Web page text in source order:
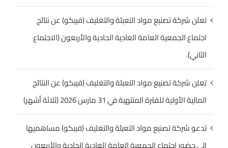
تعلن شركة تصنيع مواد التعبئة والتغليف (فيبكو) عن نتائج
اجتماع الجمعية العامة العادية الحادية والأربعون (الاجتماع
الثاني).
تعلن شركة تصنيع مواد التعبئة والتغليف (فيبكو) عن النتائج
المالية الأولية للفترة المنتهية في 31 مارس 2026 (ثلاثة أشهر)
تدعو شركة تصنيع مواد التعبئة والتغليف (فيبكو) مساهميها